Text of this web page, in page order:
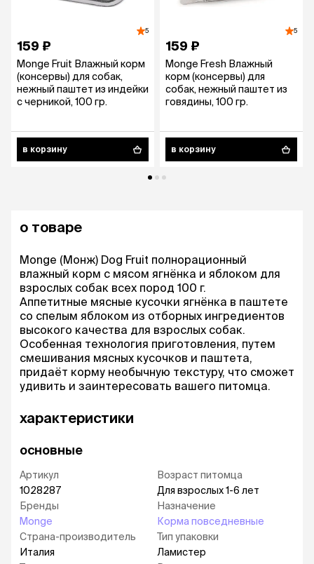
5
159 ₽
Monge Fruit Влажный корм
(консервы) для собак,
нежный паштет из индейки
с черникой, 100 гр.
в корзину
5
159 ₽
Monge Fresh Влажный
корм (консервы) для
собак, нежный паштет из
говядины, 100 гр.
в корзину
о товаре
Monge (Монж) Dog Fruit полнорационный
влажный корм с мясом ягнёнка и яблоком для
взрослых собак всех пород 100 г.
Аппетитные мясные кусочки ягнёнка в паштете
со спелым яблоком из отборных ингредиентов
высокого качества для взрослых собак.
Особенная технология приготовления, путем
смешивания мясных кусочков и паштета,
придаёт корму необычную текстуру, что сможет
удивить и заинтересовать вашего питомца.
характеристики
основные
Артикул
1028287
Бренды
Monge
Страна-производитель
Италия
Возраст питомца
Для взрослых 1-6 лет
Назначение
Корма повседневные
Тип упаковки
Ламистер